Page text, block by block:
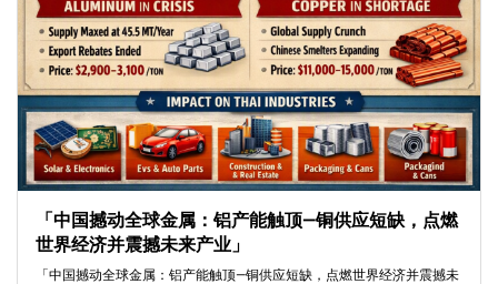
「中国撼动全球金属：铝产能触顶—铜供应短缺，点燃
世界经济并震撼未来产业」
「中国撼动全球金属：铝产能触顶—铜供应短缺，点燃世界经济并震撼未